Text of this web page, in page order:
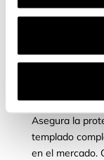
Una vez
¿Quieres
Asegura la
templado
en el mercado.